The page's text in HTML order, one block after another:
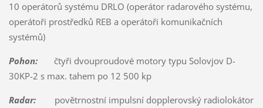
10 operátorů systému DRLO (operátor radarového systému,
operátoři prostředků REB a operátoři komunikačních
systémů)
Pohon:čtyři dvouproudové motory typu Solovjov D-
30KP-2 s max. tahem po 12 500 kp
Radar:povětrnostní impulsní dopplerovský radiolokátor